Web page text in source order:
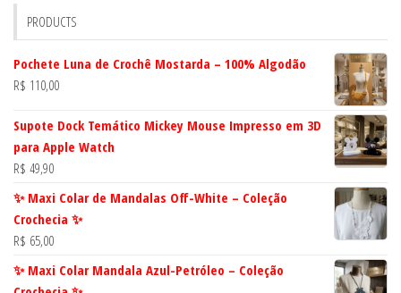
PRODUCTS
Pochete Luna de Crochê Mostarda – 100% Algodão
R$ 110,00
Supote Dock Temático Mickey Mouse Impresso em 3D
para Apple Watch
R$ 49,90
✨ Maxi Colar de Mandalas Off-White – Coleção
Crochecia ✨
R$ 65,00
✨ Maxi Colar Mandala Azul-Petróleo – Coleção